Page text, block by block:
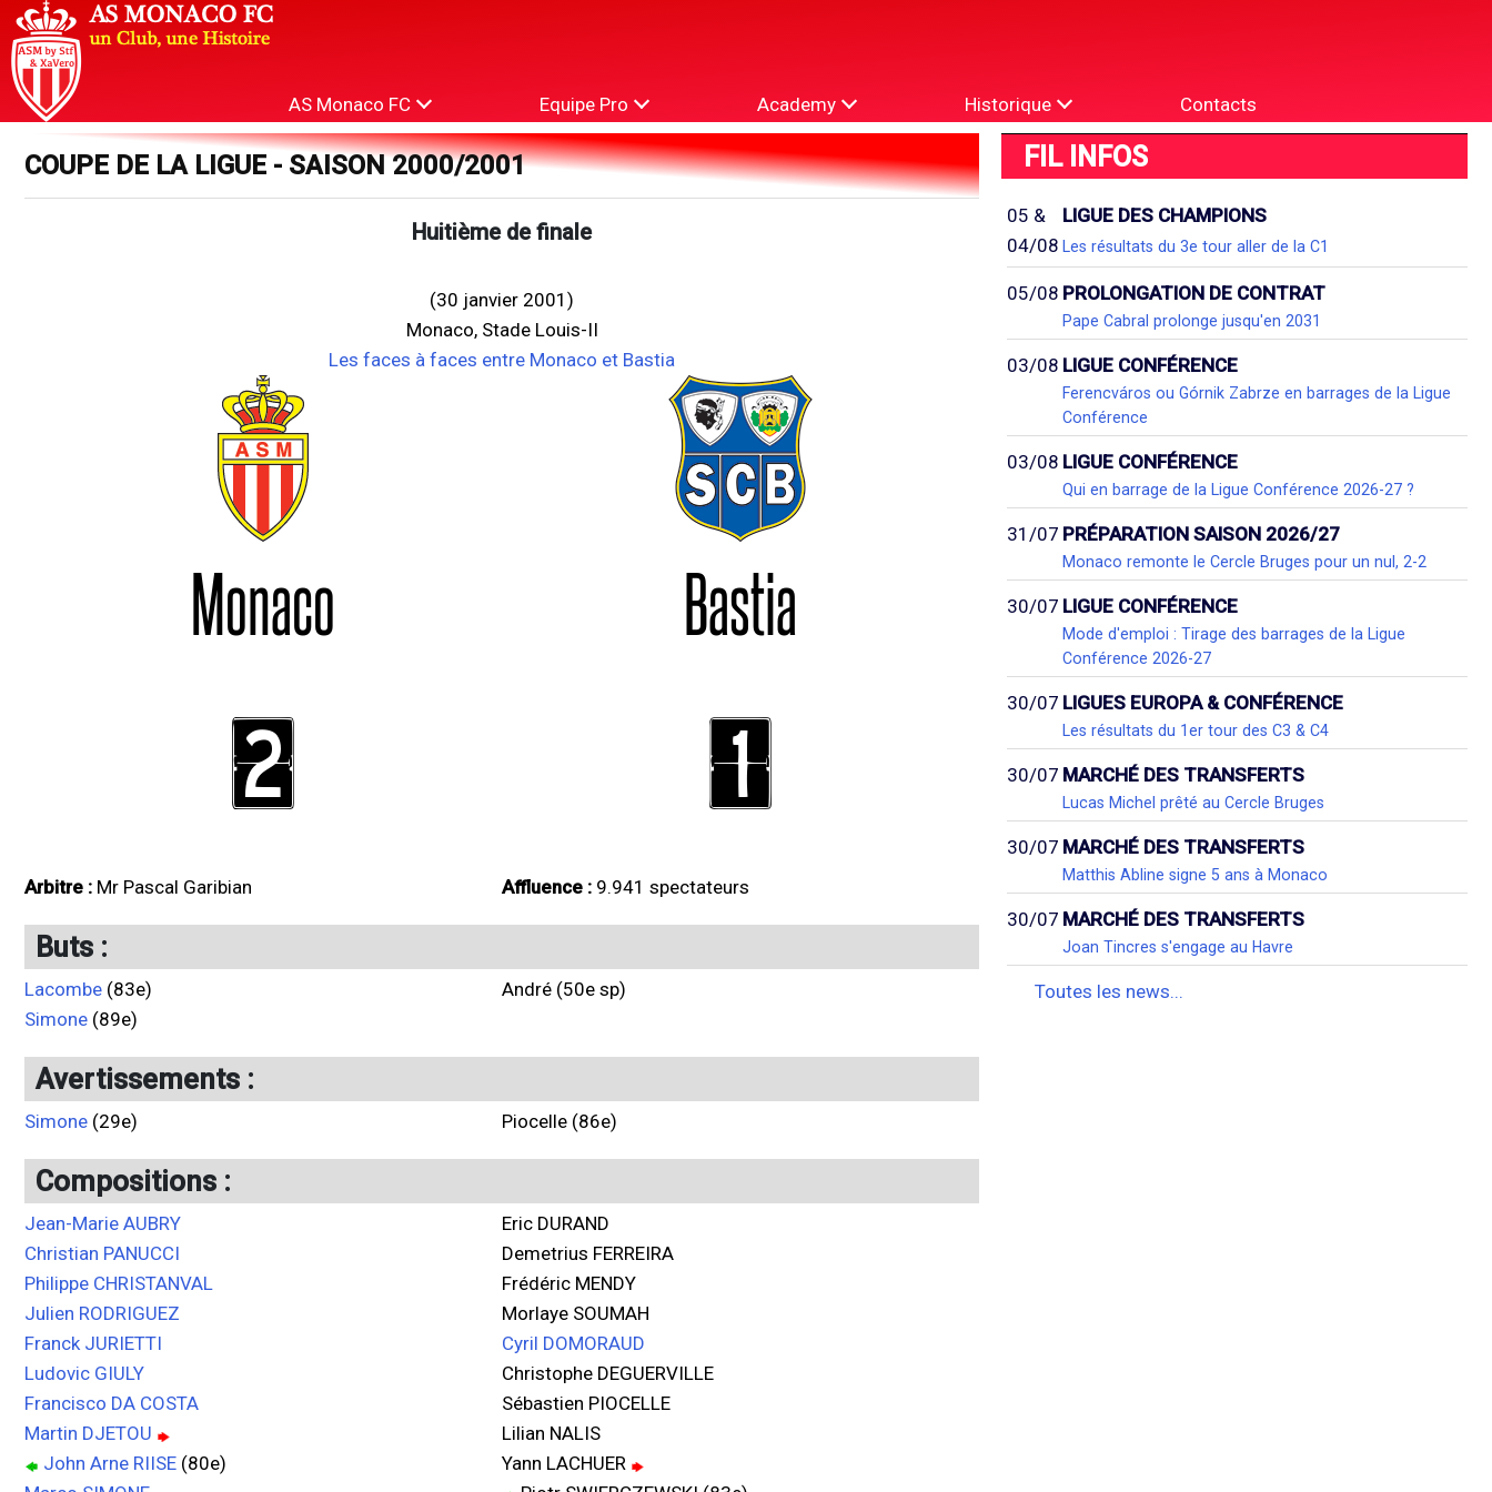
AS Monaco FC Equipe Pro Academy Historique Contacts
COUPE DE LA LIGUE - SAISON 2000/2001
Huitième de finale
(30 janvier 2001)
Monaco, Stade Louis-II
Les faces à faces entre Monaco et Bastia
Monaco Bastia
2 1
Arbitre : Mr Pascal Garibian Affluence : 9.941 spectateurs
Buts :
Lacombe (83e)
Simone (89e)
André (50e sp)
Avertissements :
Simone (29e) Piocelle (86e)
Compositions :
Jean-Marie AUBRY
Christian PANUCCI
Philippe CHRISTANVAL
Julien RODRIGUEZ
Franck JURIETTI
Ludovic GIULY
Francisco DA COSTA
Martin DJETOU
John Arne RIISE (80e)
Eric DURAND
Demetrius FERREIRA
Frédéric MENDY
Morlaye SOUMAH
Cyril DOMORAUD
Christophe DEGUERVILLE
Sébastien PIOCELLE
Lilian NALIS
Yann LACHUER
FIL INFOS
05 &
04/08
LIGUE DES CHAMPIONS
Les résultats du 3e tour aller de la C1
05/08 PROLONGATION DE CONTRAT
Pape Cabral prolonge jusqu'en 2031
03/08 LIGUE CONFÉRENCE
Ferencváros ou Górnik Zabrze en barrages de la Ligue
Conférence
03/08 LIGUE CONFÉRENCE
Qui en barrage de la Ligue Conférence 2026-27 ?
31/07 PRÉPARATION SAISON 2026/27
Monaco remonte le Cercle Bruges pour un nul, 2-2
30/07 LIGUE CONFÉRENCE
Mode d'emploi : Tirage des barrages de la Ligue
Conférence 2026-27
30/07 LIGUES EUROPA & CONFÉRENCE
Les résultats du 1er tour des C3 & C4
30/07 MARCHÉ DES TRANSFERTS
Lucas Michel prêté au Cercle Bruges
30/07 MARCHÉ DES TRANSFERTS
Matthis Abline signe 5 ans à Monaco
30/07 MARCHÉ DES TRANSFERTS
Joan Tincres s'engage au Havre
Toutes les news...